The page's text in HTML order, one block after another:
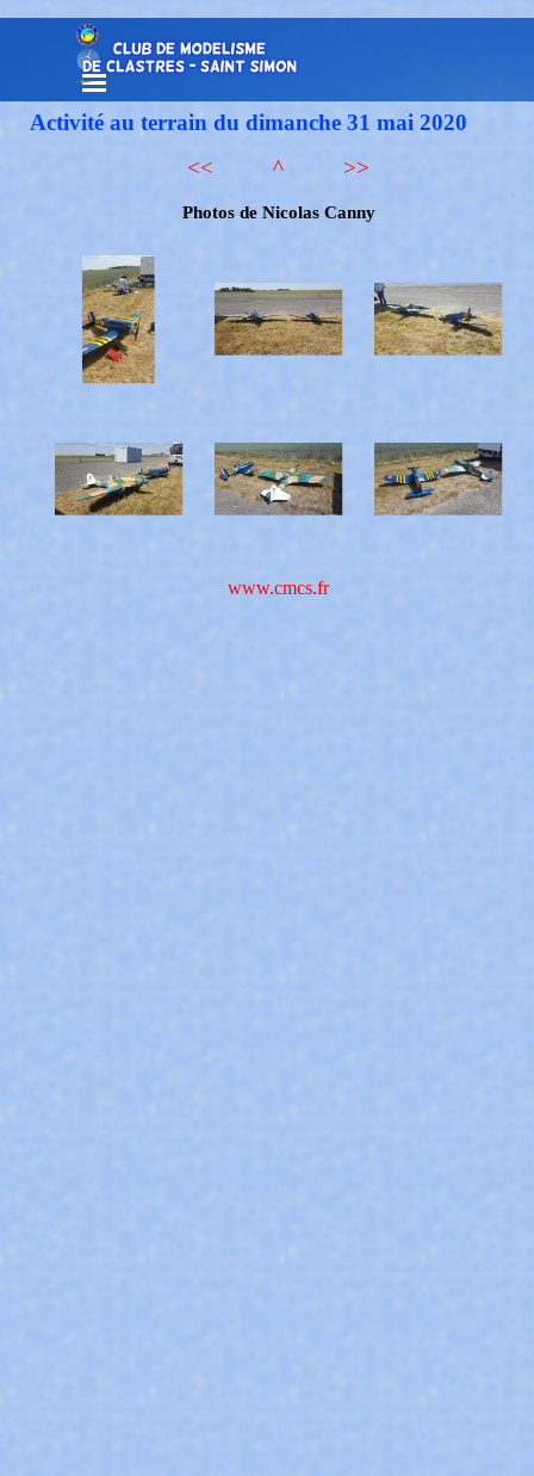
Sauter le menu
Activité au terrain du dimanche 31 mai 2020
<<
^ >>
Photos de Nicolas Canny
www.cmcs.fr